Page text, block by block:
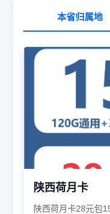
本省归属地
陕西荷月卡
陕西荷月卡28元包